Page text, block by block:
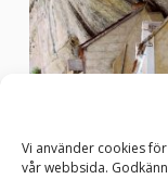
Vi använder cookies
vår webbsida.